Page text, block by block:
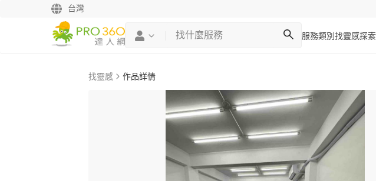
台灣
服務類別 找靈感探索
找靈感 作品詳情